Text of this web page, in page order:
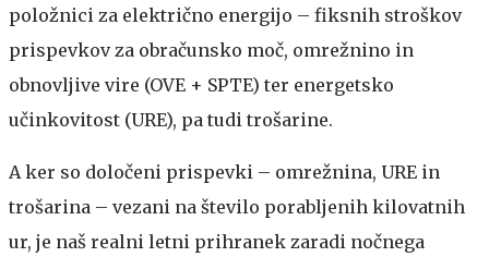
položnici za električno energijo – fiksnih stroškov
prispevkov za obračunsko moč, omrežnino in
obnovljive vire (OVE + SPTE) ter energetsko
učinkovitost (URE), pa tudi trošarine.
A ker so določeni prispevki – omrežnina, URE in
trošarina – vezani na število porabljenih kilovatnih
ur, je naš realni letni prihranek zaradi nočnega